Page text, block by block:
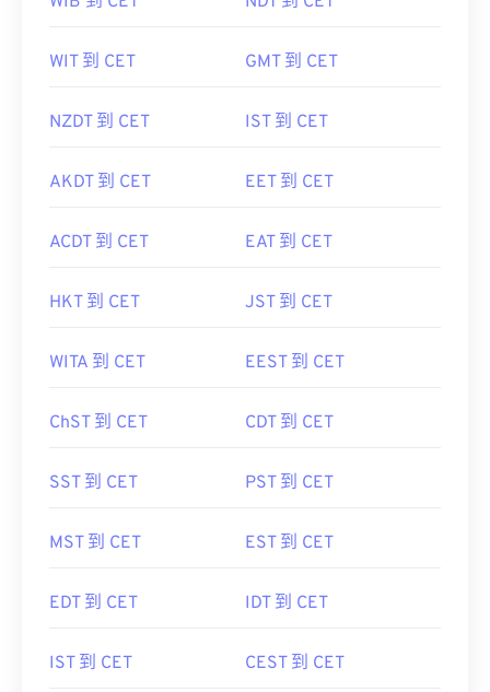
WIT 到 CET GMT 到 CET
NZDT 到 CET IST 到 CET
AKDT 到 CET EET 到 CET
ACDT 到 CET EAT 到 CET
HKT 到 CET JST 到 CET
WITA 到 CET EEST 到 CET
ChST 到 CET CDT 到 CET
SST 到 CET PST 到 CET
MST 到 CET EST 到 CET
EDT 到 CET IDT 到 CET
IST 到 CET CEST 到 CET